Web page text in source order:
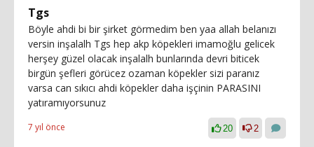
Tgs
Böyle ahdi bi bir şirket görmedim ben yaa allah belanızı
versin inşalalh Tgs hep akp köpekleri imamoğlu gelicek
herşey güzel olacak inşalalh bunlarında devri biticek
birgün şefleri görücez ozaman köpekler sizi paranız
varsa can sıkıcı ahdi köpekler daha işçinin PARASINI
yatıramıyorsunuz
7 yıl önce 20 2